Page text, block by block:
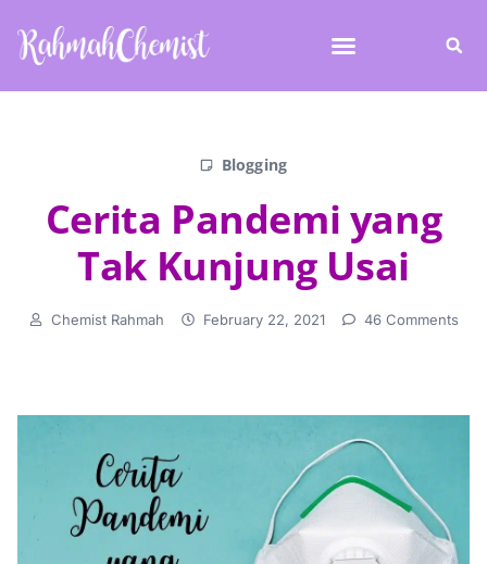
Blogging
Cerita Pandemi yang
Tak Kunjung Usai
Chemist Rahmah February 22, 2021 46 Comments